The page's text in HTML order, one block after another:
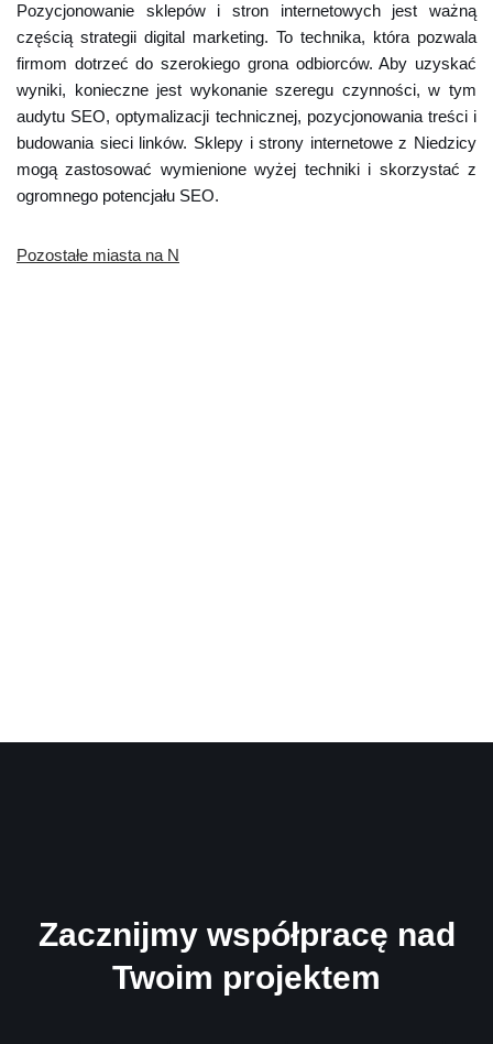
Pozycjonowanie sklepów i stron internetowych jest ważną
częścią strategii digital marketing. To technika, która pozwala
firmom dotrzeć do szerokiego grona odbiorców. Aby uzyskać
wyniki, konieczne jest wykonanie szeregu czynności, w tym
audytu SEO, optymalizacji technicznej, pozycjonowania treści i
budowania sieci linków. Sklepy i strony internetowe z Niedzicy
mogą zastosować wymienione wyżej techniki i skorzystać z
ogromnego potencjału SEO.
Pozostałe miasta na N
Zacznijmy współpracę nad
Twoim projektem